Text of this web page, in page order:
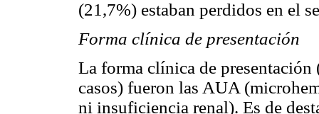
(21,7%) estaban perdidos en el
Forma clínica de presentación
La forma clínica de presentación
casos) fueron las AUA
ni insuficiencia renal). Es de